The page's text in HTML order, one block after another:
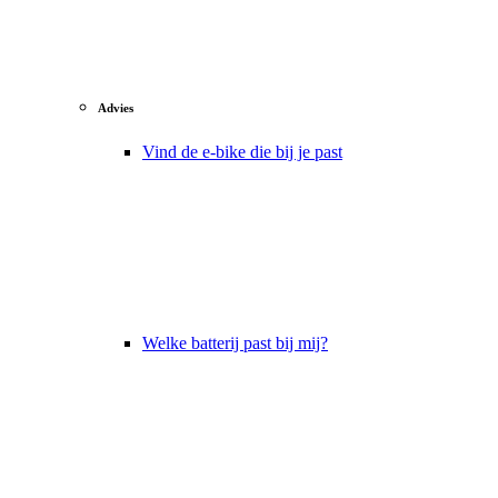
Advies
Vind de e-bike die bij je past
Welke batterij past bij mij?